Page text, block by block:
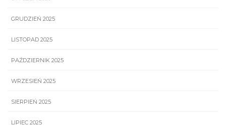
GRUDZIEŃ 2025
LISTOPAD 2025
PAŹDZIERNIK 2025
WRZESIEŃ 2025
SIERPIEŃ 2025
LIPIEC 2025